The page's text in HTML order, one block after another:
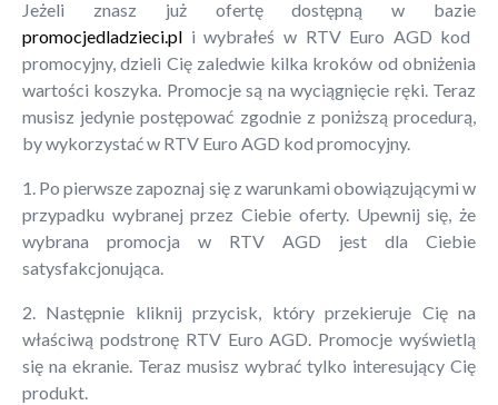
Jeżeli znasz już ofertę dostępną w bazie
promocjedladzieci.pl i wybrałeś w RTV Euro AGD kod
promocyjny, dzieli Cię zaledwie kilka kroków od obniżenia
wartości koszyka. Promocje są na wyciągnięcie ręki. Teraz
musisz jedynie postępować zgodnie z poniższą procedurą,
by wykorzystać w RTV Euro AGD kod promocyjny.
1. Po pierwsze zapoznaj się z warunkami obowiązującymi w
przypadku wybranej przez Ciebie oferty. Upewnij się, że
wybrana promocja w RTV AGD jest dla Ciebie
satysfakcjonująca.
2. Następnie kliknij przycisk, który przekieruje Cię na
właściwą podstronę RTV Euro AGD. Promocje wyświetlą
się na ekranie. Teraz musisz wybrać tylko interesujący Cię
produkt.